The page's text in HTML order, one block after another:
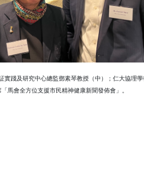
踐及研究中心總監鄧素琴教授（中）；仁大協理
馬會全方位支援市民精神健康新聞發佈會」。